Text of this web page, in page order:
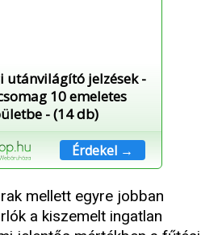
utánvilágító jelzések -
10 emeletes
- (14 db)
Érdekel →
mellett egyre jobban
a kiszemelt ingatlan